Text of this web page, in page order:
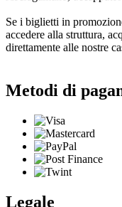
Se i biglietti in
accedere alla struttura,
direttamente alle nostre
Metodi di
Legale